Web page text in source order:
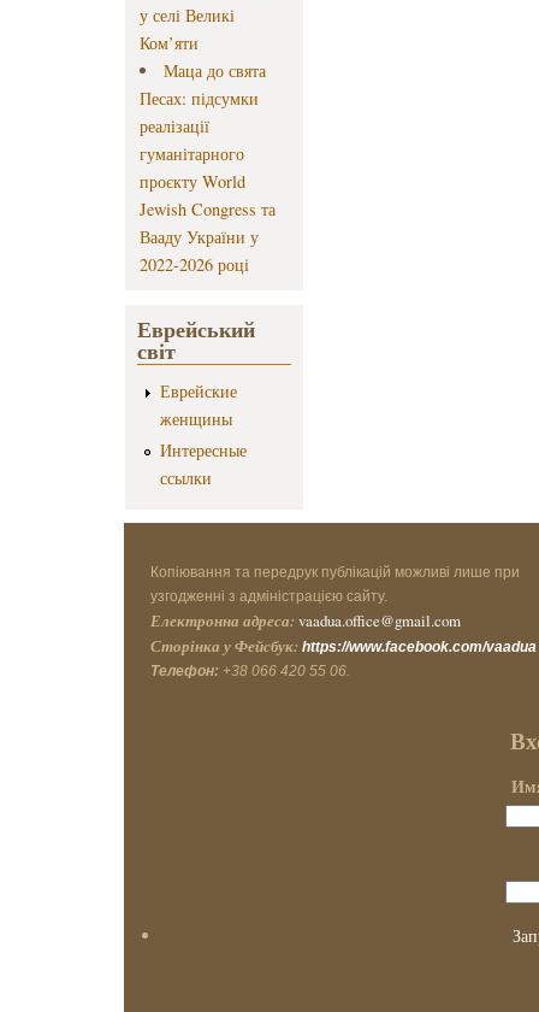
у селі Великі
Ком’яти
Маца до свята
Песах: підсумки
реалізації
гуманітарного
проєкту World
Jewish Congress та
Вааду України у
2022-2026 році
Еврейський
світ
Еврейские
женщины
Интересные
ссылки
Копіювання та передрук публікацій можливі лише при
узгодженні з адміністрацією сайту.
Електронна адреса: vaadua.office@gmail.com
Сторінка у Фейсбук: https://www.facebook.com/vaadua
Телефон: +38 066 420 55 06.